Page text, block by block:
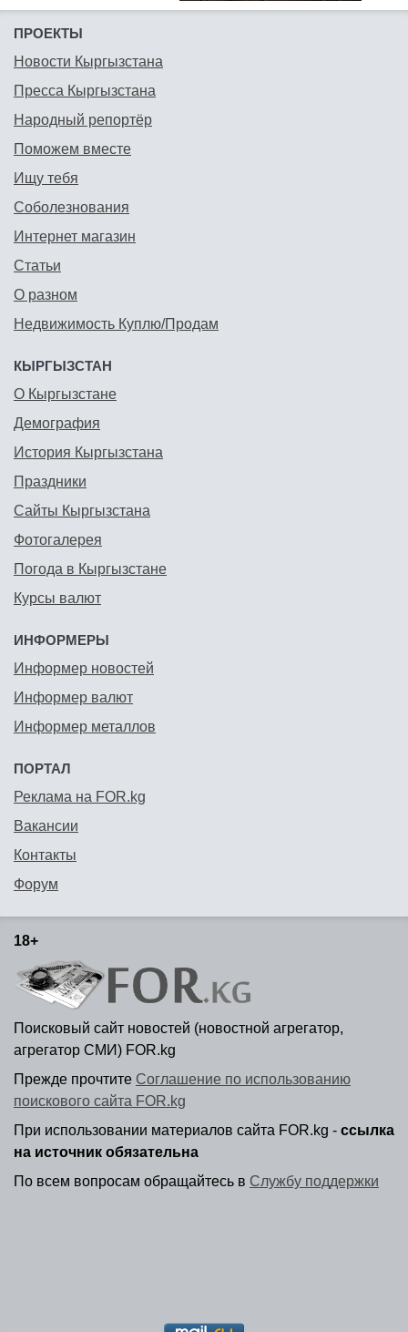
ПРОЕКТЫ
Новости Кыргызстана
Пресса Кыргызстана
Народный репортёр
Поможем вместе
Ищу тебя
Соболезнования
Интернет магазин
Статьи
О разном
Недвижимость Куплю/Продам
КЫРГЫЗСТАН
О Кыргызстане
Демография
История Кыргызстана
Праздники
Сайты Кыргызстана
Фотогалерея
Погода в Кыргызстане
Курсы валют
ИНФОРМЕРЫ
Информер новостей
Информер валют
Информер металлов
ПОРТАЛ
Реклама на FOR.kg
Вакансии
Контакты
Форум
18+
Поисковый сайт новостей (новостной агрегатор,
агрегатор СМИ) FOR.kg
Прежде прочтите Соглашение по использованию
поискового сайта FOR.kg
При использовании материалов сайта FOR.kg - ссылка
на источник обязательна
По всем вопросам обращайтесь в Службу поддержки